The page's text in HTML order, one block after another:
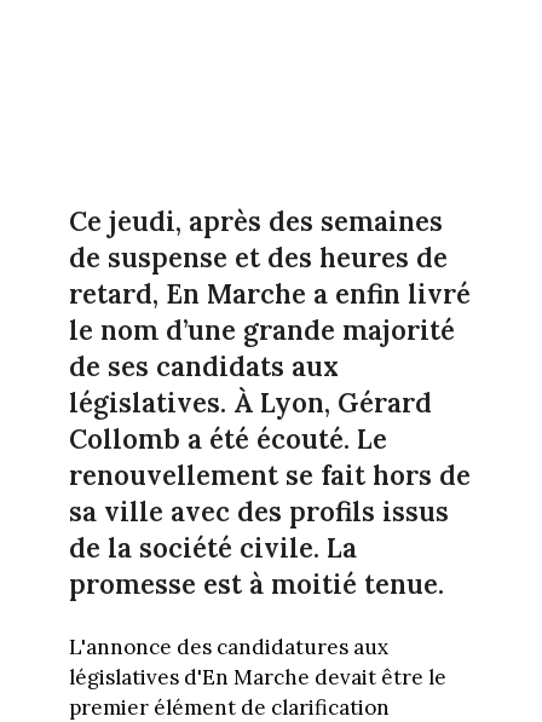
Ce jeudi, après des semaines
de suspense et des heures de
retard, En Marche a enfin livré
le nom d’une grande majorité
de ses candidats aux
législatives. À Lyon, Gérard
Collomb a été écouté. Le
renouvellement se fait hors de
sa ville avec des profils issus
de la société civile. La
promesse est à moitié tenue.
L'annonce des candidatures aux
législatives d'En Marche devait être le
premier élément de clarification